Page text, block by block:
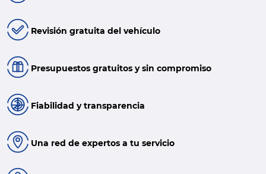
Revisión gratuita del vehículo
Presupuestos gratuitos y sin compromiso
Fiabilidad y transparencia
Una red de expertos a tu servicio